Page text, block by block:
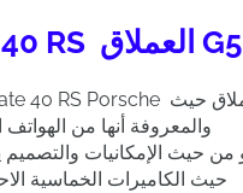
مراجعة الهاتف الرائع هاتف Huawei Mate 40 RS العملاق G5
حيث الكاميرات الخماسية